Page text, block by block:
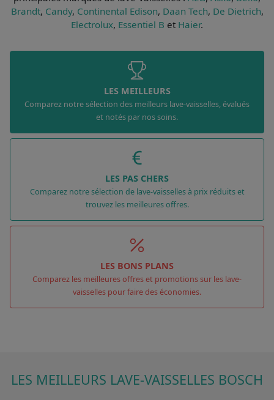
Brandt, Candy, Continental Edison, Daan Tech, De Dietrich,
Electrolux, Essentiel B et Haier.
LES MEILLEURS
Comparez notre sélection des meilleurs lave-vaisselles, évalués
et notés par nos soins.
LES PAS CHERS
Comparez notre sélection de lave-vaisselles à prix réduits et
trouvez les meilleures offres.
LES BONS PLANS
Comparez les meilleures offres et promotions sur les lave-
vaisselles pour faire des économies.
LES MEILLEURS LAVE-VAISSELLES BOSCH